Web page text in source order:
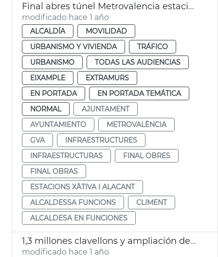
Final abres túnel Metrovalencia estaciones de Xàtiva y Alicante
modificado hace 1 año
ALCALDÍA
MOVILIDAD
URBANISMO Y VIVIENDA
TRÁFICO
URBANISMO
TODAS LAS AUDIENCIAS
EIXAMPLE
EXTRAMURS
EN PORTADA
EN PORTADA TEMÁTICA
NORMAL
AJUNTAMENT
AYUNTAMIENTO
METROVALÈNCIA
GVA
INFRAESTRUCTURES
INFRAESTRUCTURAS
FINAL OBRES
FINAL OBRAS
ESTACIONS XÀTIVA I ALACANT
ALCALDESSA FUNCIONS
CLIMENT
ALCALDESA EN FUNCIONES
1,3 millones clavellons y ampliación decoración tribuna autoridades Batalla Flores
modificado hace 1 año